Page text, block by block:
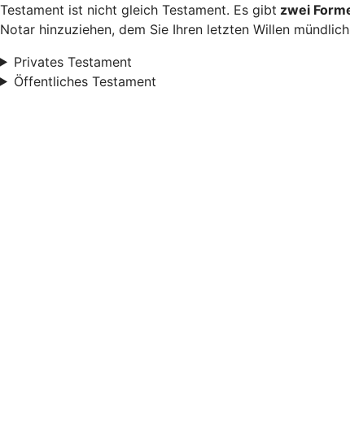
Testament ist nicht gleich Testament. Es gibt zwei
Notar hinzuziehen, dem Sie Ihren letzten Willen
Privates Testament
Öffentliches Testament